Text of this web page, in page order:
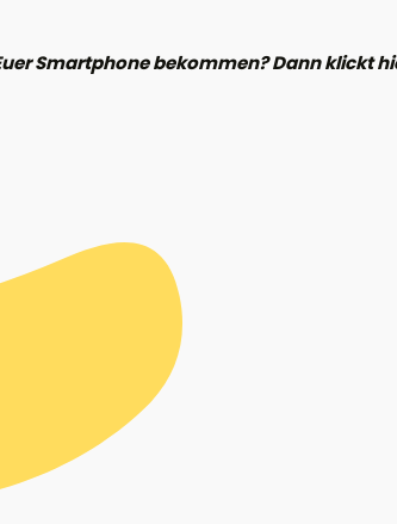
Smartphone bekommen? Dann klickt